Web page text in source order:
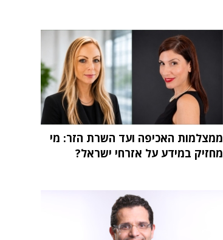
ממצלמות האכיפה ועד השרת הזר: מי
מחזיק במידע על אזרחי ישראל?